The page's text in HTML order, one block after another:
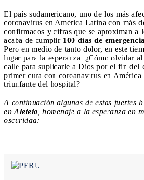
El país sudamericano, uno de los más
coronavirus en América Latina con más
confirmados y cifras que se aproximan a
acaba de cumplir 100 días de
Pero en medio de tanto dolor, en este
lugar para la esperanza. ¿Cómo olvidar
calle para suplicarle a Dios por el fin del
primer cura con coroanavirus en
triunfante del hospital?
A continuación algunas de estas fuertes
en Aleteia , homenaje a la esperanza en
oscuridad: